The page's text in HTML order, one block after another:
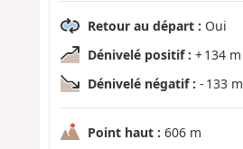
Retour au départ : Oui
Dénivelé positif : + 134 m
Dénivelé négatif : - 133 m
Point haut : 606 m